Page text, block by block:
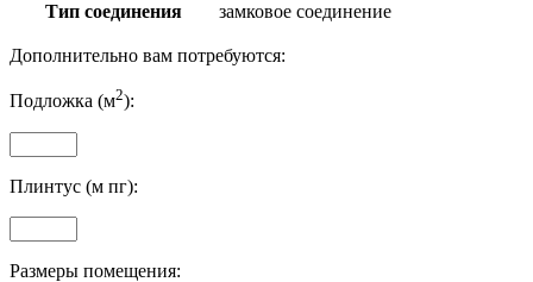
Тип соединения
замковое соединение
Дополнительно вам потребуются:
Подложка (м2):
Плинтус (м пг):
Размеры помещения: